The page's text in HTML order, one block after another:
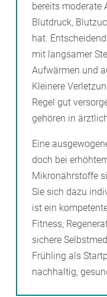
bereits moderate
Blutdruck,
hat.
mit langsamer
Aufwärmen und
Kleinere
Regel gut
gehören in
Eine
doch bei
Mikronährstoffe
Sie sich dazu
ist ein
Fitness,
sichere
Frühling als
nachhaltig,